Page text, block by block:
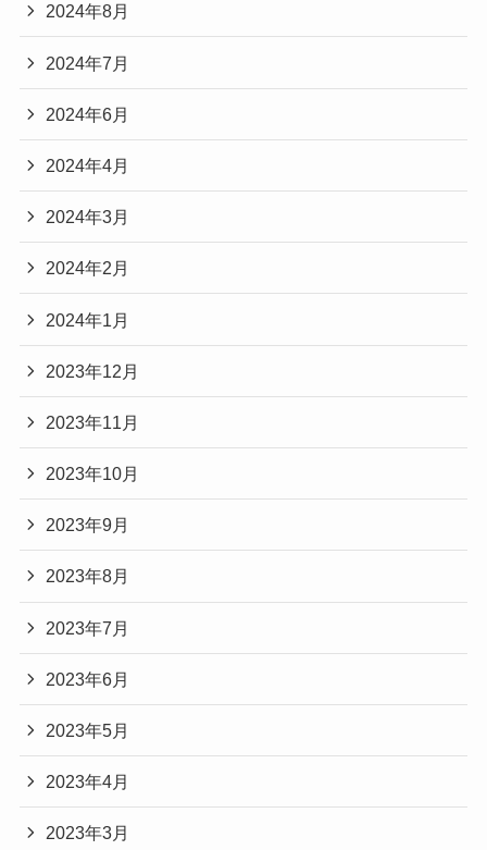
2024年8月
2024年7月
2024年6月
2024年4月
2024年3月
2024年2月
2024年1月
2023年12月
2023年11月
2023年10月
2023年9月
2023年8月
2023年7月
2023年6月
2023年5月
2023年4月
2023年3月